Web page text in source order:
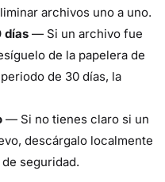
archivos uno a uno.
días — Si un archivo fue
de la papelera de
de 30 días, la
— Si no tienes claro si un
descárgalo localmente
seguridad.